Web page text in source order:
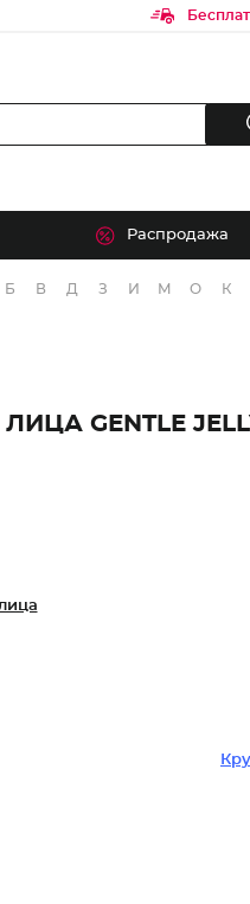
Распродажа
Б В Д З И М О К
GENTLE